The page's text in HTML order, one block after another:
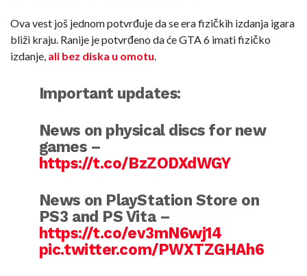
Ova vest još jednom potvrđuje da se era fizičkih izdanja igara
bliži kraju. Ranije je potvrđeno da će GTA 6 imati fizičko
izdanje, ali bez diska u omotu
Important updates:
News on physical discs for new
games –
https://t.co/BzZODXdWGY
News on PlayStation Store on
PS3 and PS Vita –
https://t.co/ev3mN6wj14
pic.twitter.com/PWXTZGHAh6